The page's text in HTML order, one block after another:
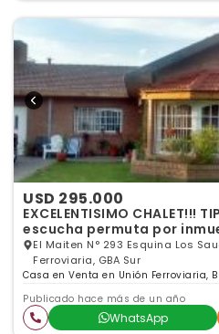
USD 295.000
EXCELENTISIMO CHALET!!!
escucha permuta por
El Maiten N° 293 Esquina Los
Ferroviaria, GBA Sur
Casa en Venta en Unión Ferroviaria,
Publicado hace más de un año
WhatsApp